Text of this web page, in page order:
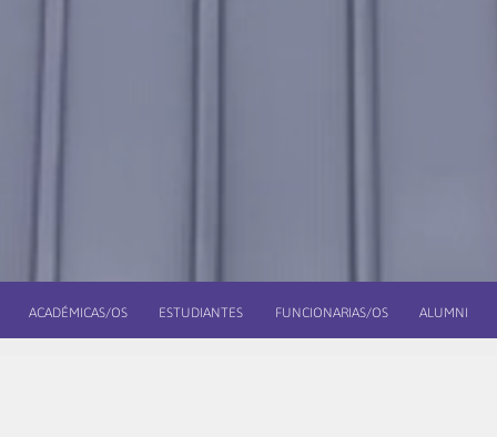
ACADÉMICAS/OS ESTUDIANTES FUNCIONARIAS/OS ALUMNI